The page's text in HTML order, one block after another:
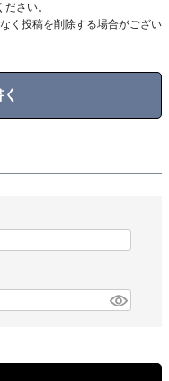
さい。
く投稿を削除する場合がござい